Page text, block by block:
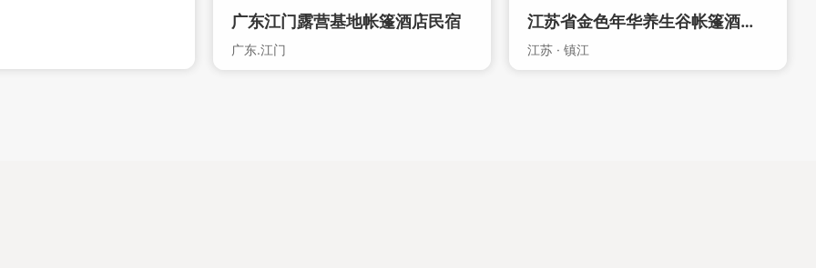
广东江门露营基地帐篷酒店民宿
广东.江门
江苏省金色年华养生谷帐篷酒店度假旅游区
江苏 · 镇江